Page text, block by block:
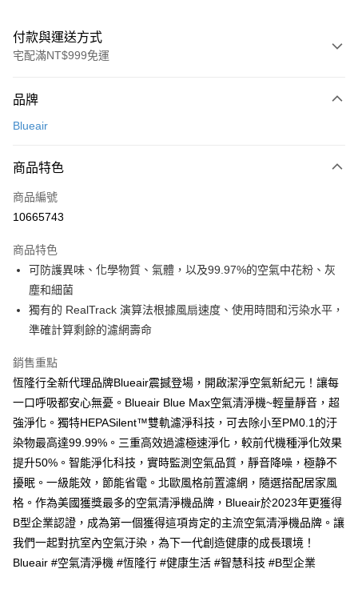
付款與運送方式
宅配滿NT$999免運
信用卡一次付款
3 期 0 利率 每期
合作金庫商業銀行
上海商業儲蓄銀行
臺灣中小企業銀行
匯豐（台灣）商業銀行
華泰商業銀行
聯邦商業銀行
元大商業銀行
永豐商業銀行
玉山商業銀行
台灣樂天信用卡公司
合作金庫商業銀行
上海商業儲蓄銀行
國泰世華商業銀行
兆豐國際商業銀行
匯豐（台灣）商業銀行
聯邦商業銀行
遠東國際商業銀行
元大商業銀行
台新國際商業銀行
台灣樂天信用卡公司
即享券
LINE Pay
Apple Pay
街口支付
Google Pay
大哥付你分期
相關說明
【大哥付你分期使用說明】
1.本服務由台灣大哥大提供，台灣大哥大用戶可立即使用無須另外申請。
流程，驗證手機門號後，選擇欲分期的期數、繳款截止日，確認付款後即完
成交易。
3.實際核准額度、可分期數及費用金額請依後續交易確認頁面所載為準。
4.訂單成立30分鐘內，如未前往確認交易或遇審核未通過，訂單將自動取
消。如遇「轉專審核」未通過狀況，表示未達大哥付你分期系統評分，恕無
法說明評估內容。
1.分期款項不併入電信帳單，「大哥付你分期」於每月結算日後寄送繳費提
醒簡訊。
ATM付款
運送方式
宅配
每筆NT$100，滿NT$999(含以上)免運費
品牌
Blueair
商品特色
商品編號
10665743
商品特色
可防護異味、化學物質、氣體，以及99.97%的空氣中花粉、灰
塵和細菌
獨有的 RealTrack 演算法根據風扇速度、使用時間和污染水平，
準確計算剩餘的濾網壽命
銷售重點
恆隆行全新代理品牌Blueair震撼登場，開啟潔淨空氣新紀元！讓每
一口呼吸都安心無憂。Blueair Blue Max空氣清淨機~輕量靜音，超
強淨化。獨特HEPASilent™雙軌濾淨科技，可去除小至PM0.1的汙
染物最高達99.99%。三重高效過濾極速淨化，較前代機種淨化效果
提升50%。智能淨化科技，實時監測空氣品質，靜音降噪，極静不
擾眠。一級能效，節能省電。北歐風格前置濾網，隨選搭配居家風
格。作為美國獲獎最多的空氣清淨機品牌，Blueair於2023年更獲得
B型企業認證，成為第一個獲得這項肯定的主流空氣清淨機品牌。讓
我們一起對抗室內空氣汙染，為下一代創造健康的成長環境！
Blueair #空氣清淨機 #恆隆行 #健康生活 #智慧科技 #B型企業